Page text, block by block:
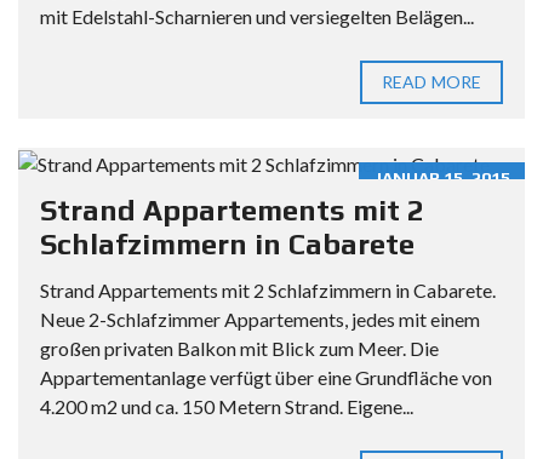
mit Edelstahl-Scharnieren und versiegelten Belägen...
READ MORE
JANUAR 15, 2015
Strand Appartements mit 2
Schlafzimmern in Cabarete
Strand Appartements mit 2 Schlafzimmern in Cabarete.
Neue 2-Schlafzimmer Appartements, jedes mit einem
großen privaten Balkon mit Blick zum Meer. Die
Appartementanlage verfügt über eine Grundfläche von
4.200 m2 und ca. 150 Metern Strand. Eigene...